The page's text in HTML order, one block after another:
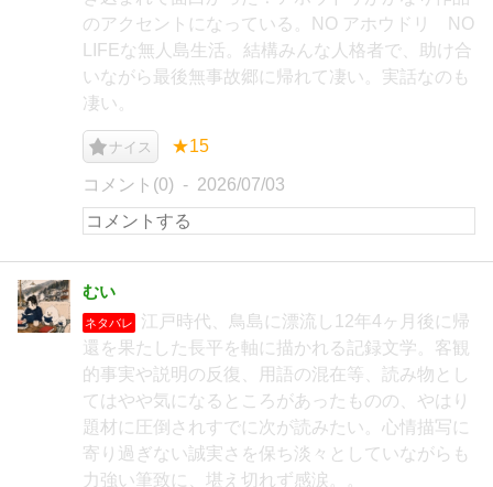
のアクセントになっている。NO アホウドリ NO
LIFEな無人島生活。結構みんな人格者で、助け合
いながら最後無事故郷に帰れて凄い。実話なのも
凄い。
ナイス ★15
コメント(0) 2026/07/03
むい
ネタバレ
江戸時代、鳥島に漂流し12年4ヶ月後に帰
還を果たした長平を軸に描かれる記録文学。客観
的事実や説明の反復、用語の混在等、読み物とし
てはやや気になるところがあったものの、やはり
題材に圧倒されすでに次が読みたい。心情描写に
寄り過ぎない誠実さを保ち淡々としていながらも
力強い筆致に、堪え切れず感涙。。